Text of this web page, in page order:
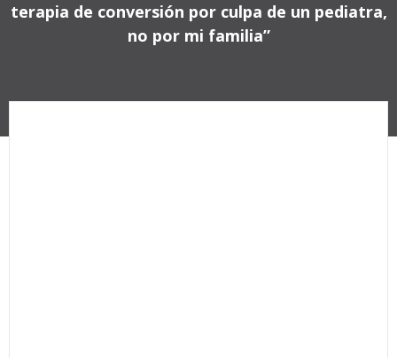
terapia de conversión por culpa de un pediatra,
no por mi familia”